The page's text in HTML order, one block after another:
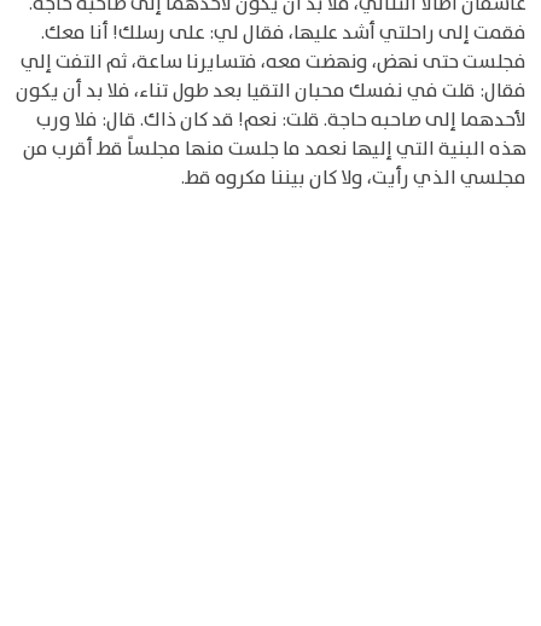
فقمت إلى راحلتي أشد عليها، فقال لي: على رسلك! أنا معك.
فجلست حتى نهض، ونهضت معه، فتسايرنا ساعة، ثم التفت إلي
فقال: قلت في نفسك محبان التقيا بعد طول تناء، فلا بد أن يكون
لأحدهما إلى صاحبه حاجة. قلت: نعم! قد كان ذاك. قال: فلا ورب
هذه البنية التي إليها نعمد ما جلست منها مجلساً قط أقرب من
مجلسي الذي رأيت، ولا كان بيننا مكروه قط.